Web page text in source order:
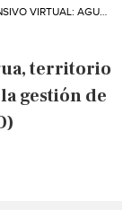
territorio
gestión de